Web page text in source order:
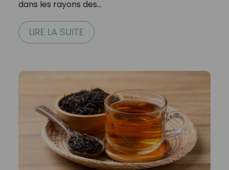
dans les rayons des…
LIRE LA SUITE